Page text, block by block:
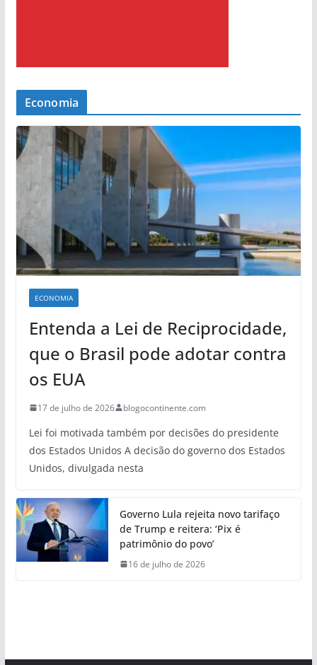
Economia
ECONOMIA
Entenda a Lei de Reciprocidade,
que o Brasil pode adotar contra
os EUA
17 de julho de 2026 blogocontinente.com
Lei foi motivada também por decisões do presidente
dos Estados Unidos A decisão do governo dos Estados
Unidos, divulgada nesta
Governo Lula rejeita novo tarifaço
de Trump e reitera: ‘Pix é
patrimônio do povo’
16 de julho de 2026